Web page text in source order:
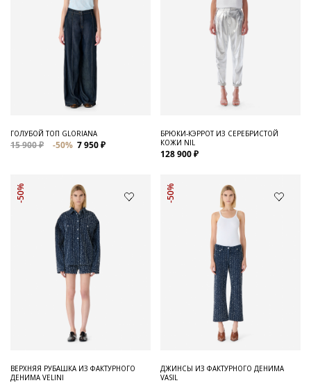
ГОЛУБОЙ ТОП GLORIANA
15 900 ₽ -50% 7 950 ₽
БРЮКИ-КЭРРОТ ИЗ СЕРЕБРИСТОЙ
КОЖИ NIL
128 900 ₽
-50%
ВЕРХНЯЯ РУБАШКА ИЗ ФАКТУРНОГО
ДЕНИМА VELINI
-50%
ДЖИНСЫ ИЗ ФАКТУРНОГО ДЕНИМА
VASIL